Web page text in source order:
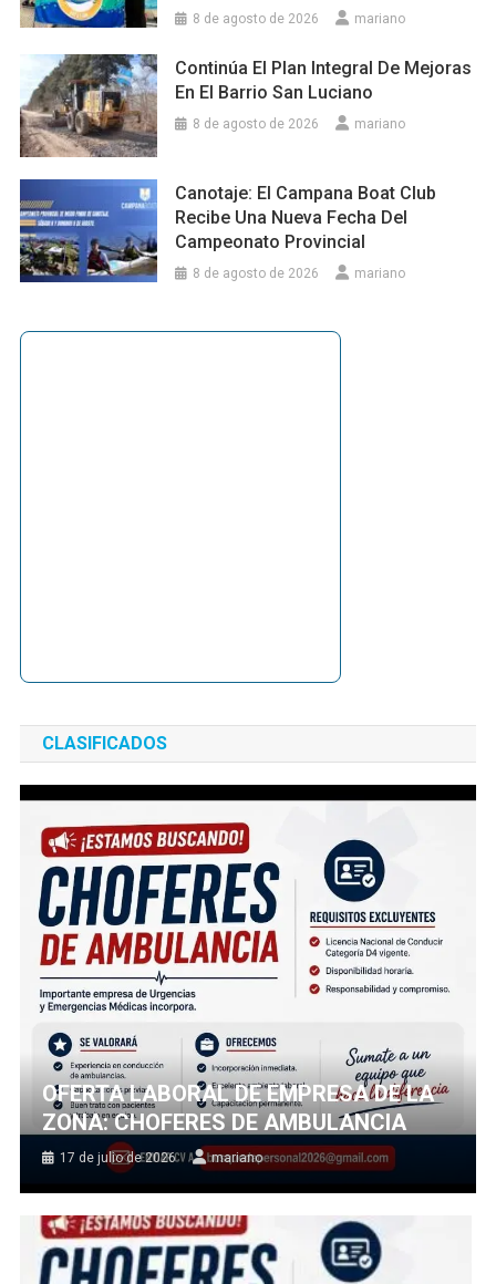
8 de agosto de 2026 mariano
Continúa El Plan Integral De Mejoras
En El Barrio San Luciano
8 de agosto de 2026 mariano
Canotaje: El Campana Boat Club
Recibe Una Nueva Fecha Del
Campeonato Provincial
8 de agosto de 2026 mariano
CLASIFICADOS
OFERTA LABORAL DE EMPRESA DE LA
ZONA: CHOFERES DE AMBULANCIA
17 de julio de 2026 mariano